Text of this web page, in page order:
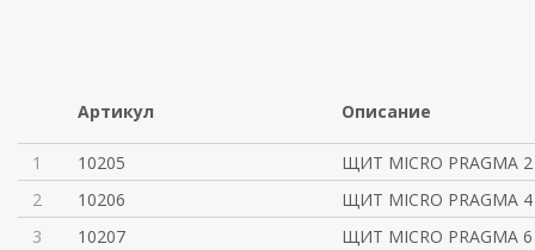
Артикул Описание
1 10205
ЩИТ MICRO
2
10206
ЩИТ MICRO
3
10207
ЩИТ MICRO